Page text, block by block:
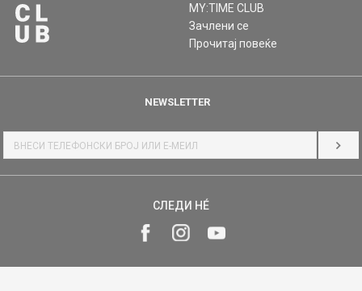
MY:TIME CLUB
Зачлени се
Прочитај повеќе
NEWSLETTER
СЛЕДИ НÉ